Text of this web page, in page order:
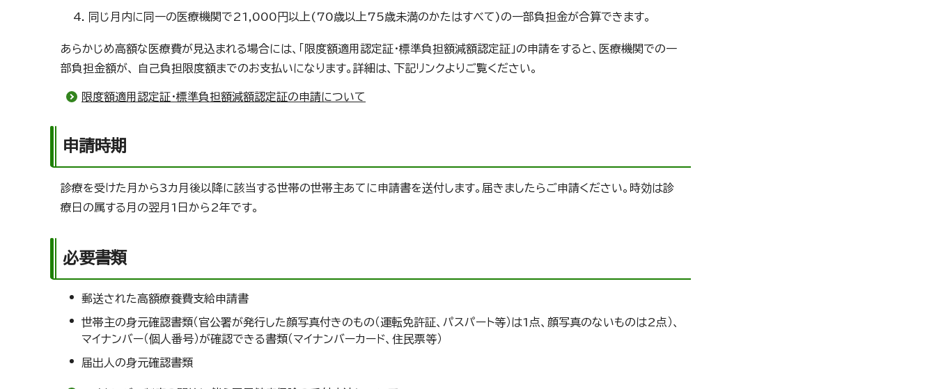
同じ月内に同一の医療機関で21,000円以上(70歳以上75歳未満のかたはすべて)の一部負担金が合算できます。
あらかじめ高額な医療費が見込まれる場合には、「限度額適用認定証・標準負担額減額認定証」の申請をすると、医療機関での一
部負担金額が、 自己負担限度額までのお支払いになります。詳細は、下記リンクよりご覧ください。
限度額適用認定証・標準負担額減額認定証の申請について
申請時期
診療を受けた月から3カ月後以降に該当する世帯の世帯主あてに申請書を送付します。届きましたらご申請ください。時効は診
療日の属する月の翌月1日から2年です。
必要書類
郵送された高額療養費支給申請書
世帯主の身元確認書類（官公署が発行した顔写真付きのもの（運転免許証、パスパート等）は1点、顔写真のないものは2点）、
マイナンバー（個人番号）が確認できる書類（マイナンバーカード、住民票等）
届出人の身元確認書類